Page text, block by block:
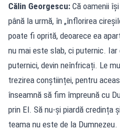
Călin Georgescu: Că oamenii
până la urmă, în „înflorirea
poate fi oprită, deoarece ea
nu mai este slab, ci puternic.
puternici, devin neînfricați. Le
trezirea conștiinței, pentru
înseamnă să fim împreună cu
prin El. Să nu-și piardă credința
teama nu este de la Dumnezeu.